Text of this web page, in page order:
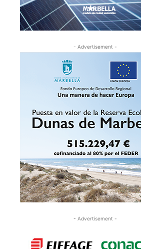
- Advertisement -
- Advertisement -